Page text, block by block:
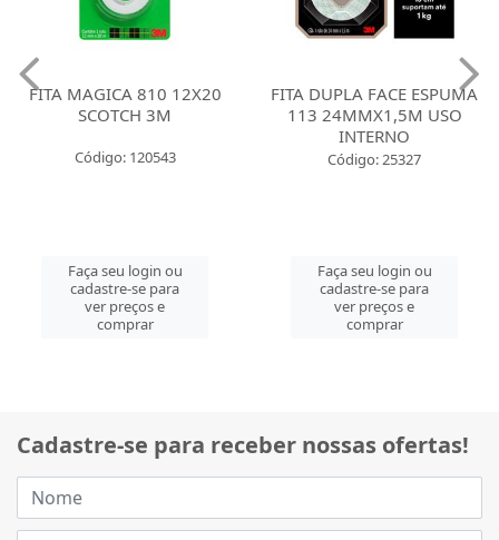
FITA MAGICA 810 12X20
SCOTCH 3M
Código: 120543
Faça seu login ou
cadastre-se para
ver preços e
comprar
FITA DUPLA FACE ESPUMA
113 24MMX1,5M USO
INTERNO
Código: 25327
Faça seu login ou
cadastre-se para
ver preços e
comprar
Cadastre-se para receber nossas ofertas!